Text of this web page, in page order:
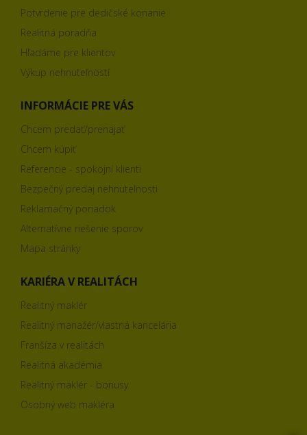
Potvrdenie pre dedičské konanie
Realitná poradňa
Hľadáme pre klientov
Výkup nehnuteľností
INFORMÁCIE PRE VÁS
Chcem predať/prenajať
Chcem kúpiť
Referencie - spokojní klienti
Bezpečný predaj nehnuteľnosti
Reklamačný poriadok
Alternatívne riešenie sporov
Mapa stránky
KARIÉRA V REALITÁCH
Realitný maklér
Realitný manažér/vlastná kancelária
Franšíza v realitách
Realitná akadémia
Realitný maklér - bonusy
Osobný web makléra